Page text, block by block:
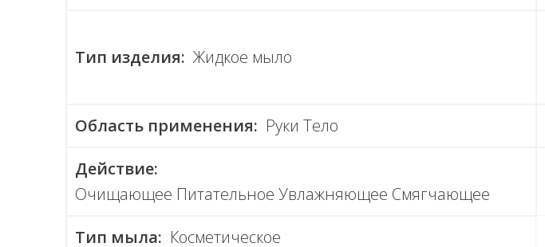
Тип изделия: Жидкое мыло
Область применения: Руки Тело
Действие:
Очищающее Питательное Увлажняющее Смягчающее
Тип мыла: Косметическое